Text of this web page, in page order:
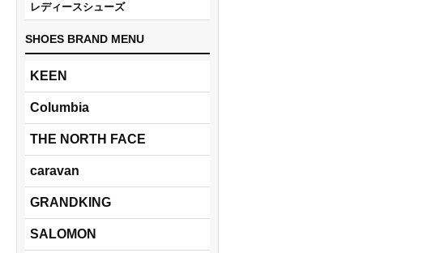
レディースシューズ
SHOES BRAND MENU
KEEN
Columbia
THE NORTH FACE
caravan
GRANDKING
SALOMON